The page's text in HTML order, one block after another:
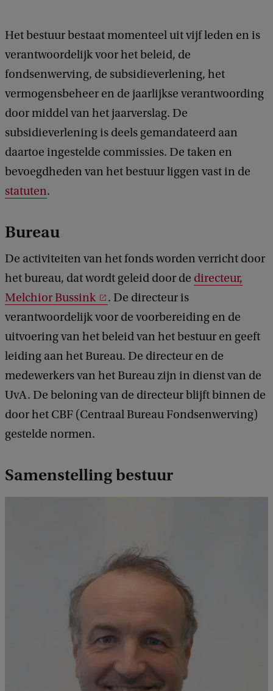
Het bestuur bestaat momenteel uit vijf leden en is
verantwoordelijk voor het beleid, de
fondsenwerving, de subsidieverlening, het
vermogensbeheer en de jaarlijkse verantwoording
door middel van het jaarverslag. De
subsidieverlening is deels gemandateerd aan
daartoe ingestelde commissies. De taken en
bevoegdheden van het bestuur liggen vast in de
statuten.
Bureau
De activiteiten van het fonds worden verricht door
het bureau, dat wordt geleid door de directeur,
Melchior Bussink
. De directeur is
verantwoordelijk voor de voorbereiding en de
uitvoering van het beleid van het bestuur en geeft
leiding aan het Bureau. De directeur en de
medewerkers van het Bureau zijn in dienst van de
UvA. De beloning van de directeur blijft binnen de
door het CBF (Centraal Bureau Fondsenwerving)
gestelde normen.
Samenstelling bestuur